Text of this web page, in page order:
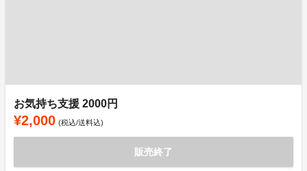
お気持ち支援 2000円
¥2,000 (税込/送料込)
販売終了